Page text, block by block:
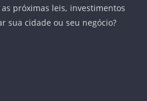
próximas leis, investimentos
sua cidade ou seu negócio?